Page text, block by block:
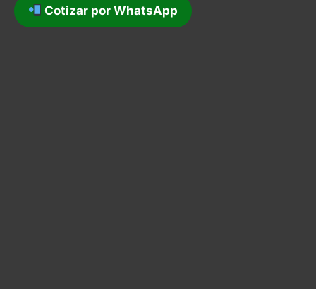
Cotizar por WhatsApp